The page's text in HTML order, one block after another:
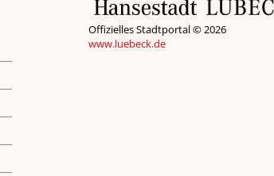
Offizielles Stadtportal © 2026
www.luebeck.de